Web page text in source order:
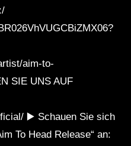
aim-to-
SIE UNS AUF
▶️ Schauen Sie sich
To Head Release“ an: